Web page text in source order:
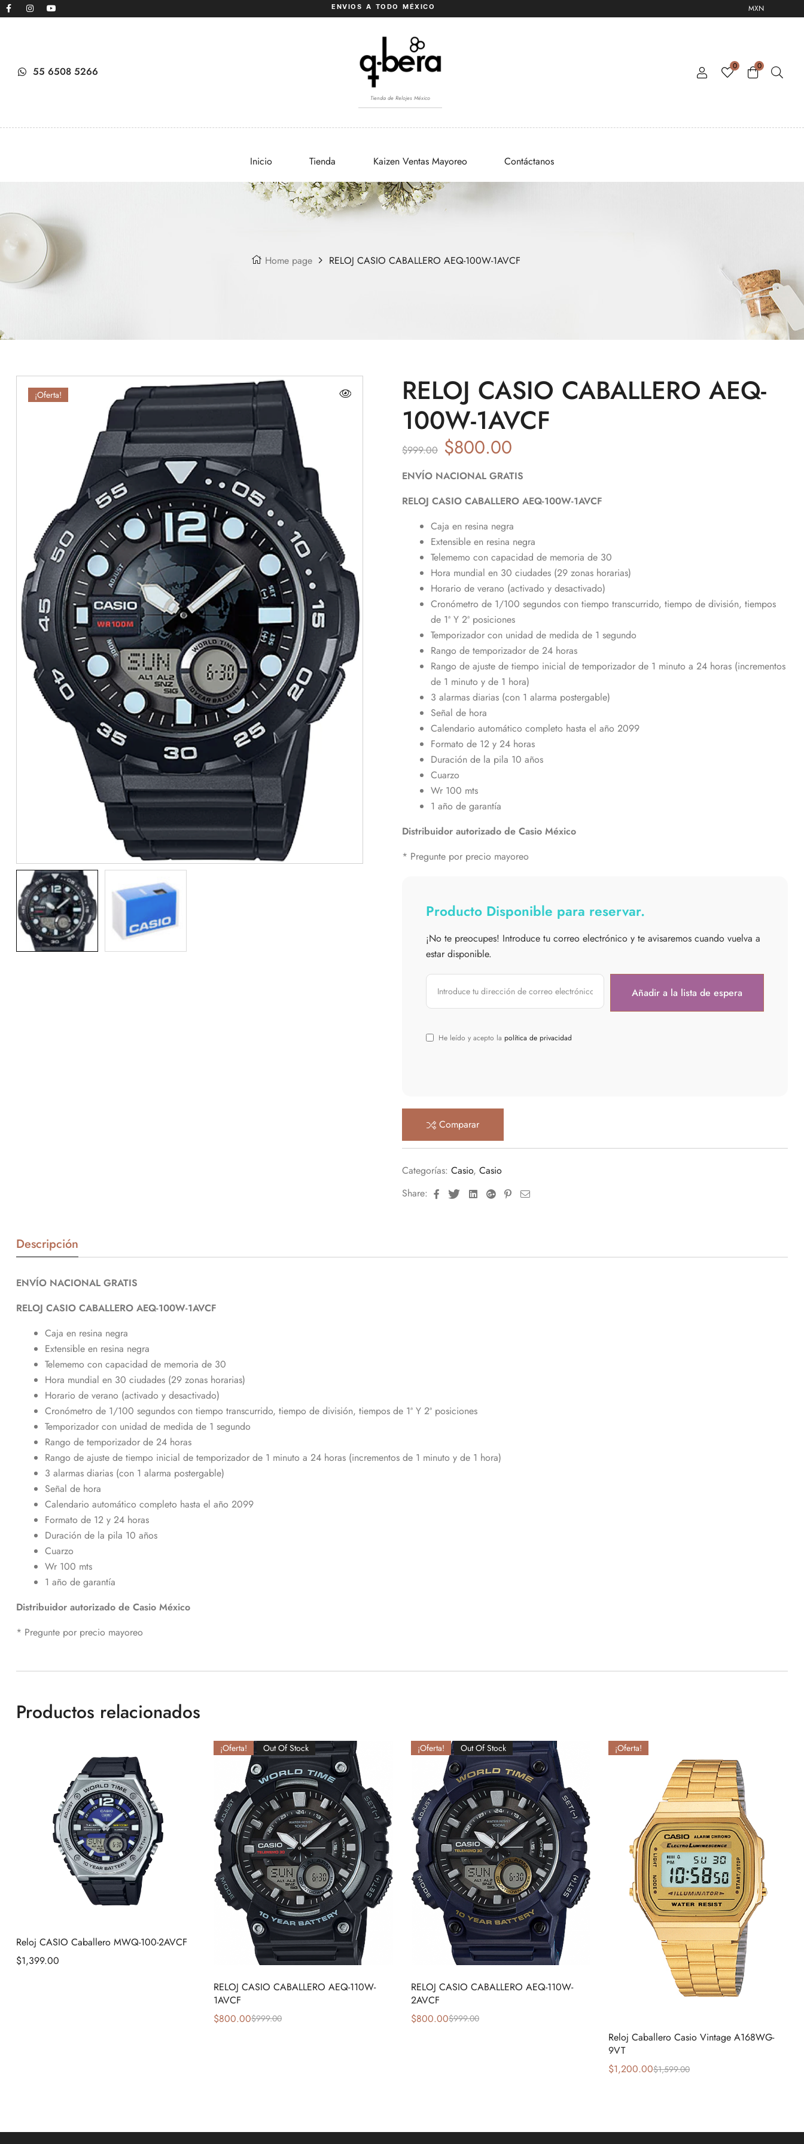
ENVIOS A TODO MÉXICO MXN
55 6508 5266
Tienda de Relojes México
0 0
Inicio Tienda Kaizen Ventas Mayoreo Contáctanos
Home page RELOJ CASIO CABALLERO AEQ-100W-1AVCF
¡Oferta!
RELOJ CASIO CABALLERO AEQ-
100W-1AVCF
$999.00 $800.00
ENVÍO NACIONAL GRATIS
RELOJ CASIO CABALLERO AEQ-100W-1AVCF
Caja en resina negra
Extensible en resina negra
Telememo con capacidad de memoria de 30
Hora mundial en 30 ciudades (29 zonas horarias)
Horario de verano (activado y desactivado)
Cronómetro de 1/100 segundos con tiempo transcurrido, tiempo de división, tiempos
de 1ª Y 2ª posiciones
Temporizador con unidad de medida de 1 segundo
Rango de temporizador de 24 horas
Rango de ajuste de tiempo inicial de temporizador de 1 minuto a 24 horas (incrementos
de 1 minuto y de 1 hora)
3 alarmas diarias (con 1 alarma postergable)
Señal de hora
Calendario automático completo hasta el año 2099
Formato de 12 y 24 horas
Duración de la pila 10 años
Cuarzo
Wr 100 mts
1 año de garantía
Distribuidor autorizado de Casio México
* Pregunte por precio mayoreo
Producto Disponible para reservar.
¡No te preocupes! Introduce tu correo electrónico y te avisaremos cuando vuelva a
estar disponible.
He leído y acepto la política de privacidad
Comparar
Categorías: Casio, Casio
Share:
FacebookTwitterLinkedinGoogle+Pinterest
Email
Descripción
ENVÍO NACIONAL GRATIS
RELOJ CASIO CABALLERO AEQ-100W-1AVCF
Caja en resina negra
Extensible en resina negra
Telememo con capacidad de memoria de 30
Hora mundial en 30 ciudades (29 zonas horarias)
Horario de verano (activado y desactivado)
Cronómetro de 1/100 segundos con tiempo transcurrido, tiempo de división, tiempos de 1ª Y 2ª posiciones
Temporizador con unidad de medida de 1 segundo
Rango de temporizador de 24 horas
Rango de ajuste de tiempo inicial de temporizador de 1 minuto a 24 horas (incrementos de 1 minuto y de 1 hora)
3 alarmas diarias (con 1 alarma postergable)
Señal de hora
Calendario automático completo hasta el año 2099
Formato de 12 y 24 horas
Duración de la pila 10 años
Cuarzo
Wr 100 mts
1 año de garantía
Distribuidor autorizado de Casio México
* Pregunte por precio mayoreo
Productos relacionados
Reloj CASIO Caballero MWQ-100-2AVCF
$1,399.00
¡Oferta! Out Of Stock
RELOJ CASIO CABALLERO AEQ-110W-
1AVCF
$999.00
$800.00
¡Oferta! Out Of Stock
RELOJ CASIO CABALLERO AEQ-110W-
2AVCF
$999.00
$800.00
¡Oferta!
Reloj Caballero Casio Vintage A168WG-
9VT
$1,599.00
$1,200.00